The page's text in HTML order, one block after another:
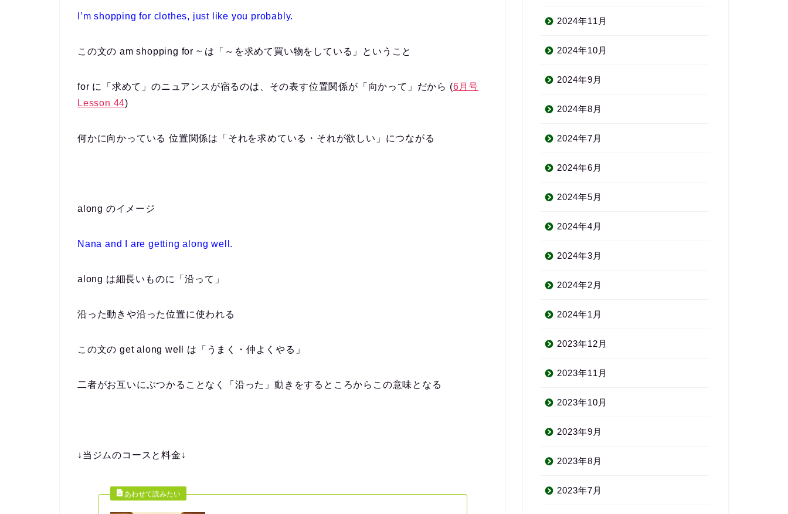
I’m shoppingfor clothes, just like you probably.
この文の am shopping for ~ は「～を求めて買い物をしている」ということ
for に「求めて」のニュアンスが宿るのは、その表す位置関係が「向かって」だから (6月号
Lesson 44)
何かに向かっている 位置関係は「それを求めている・それが欲しい」につながる
along のイメージ
Nana and I are gettingalong well.
along は細長いものに「沿って」
沿った動きや沿った位置に使われる
この文の get along well は「うまく・仲よくやる」
二者がお互いにぶつかることなく「沿った」動きをするところからこの意味となる
↓当ジムのコースと料金↓
2024年11月
2024年10月
2024年9月
2024年8月
2024年7月
2024年6月
2024年5月
2024年4月
2024年3月
2024年2月
2024年1月
2023年12月
2023年11月
2023年10月
2023年9月
2023年8月
2023年7月